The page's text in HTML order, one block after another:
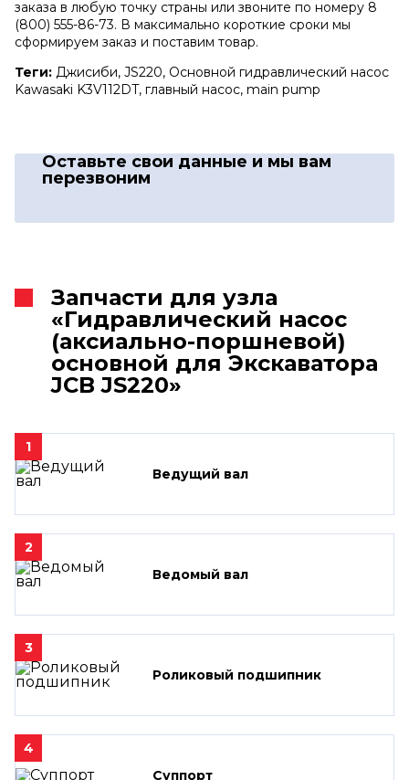
заказа в любую точку страны или звоните по номеру 8
(800) 555-86-73. В максимально короткие сроки мы
сформируем заказ и поставим товар.
Теги: Джисиби, JS220, Основной гидравлический насос
Kawasaki K3V112DT, главный насос, main pump
Оставьте свои данные и мы вам
перезвоним
Запчасти для узла
«Гидравлический насос
(аксиально-поршневой)
основной для Экскаватора
JCB JS220»
1
Ведущий вал
2
Ведомый вал
3
Роликовый подшипник
4
Суппорт